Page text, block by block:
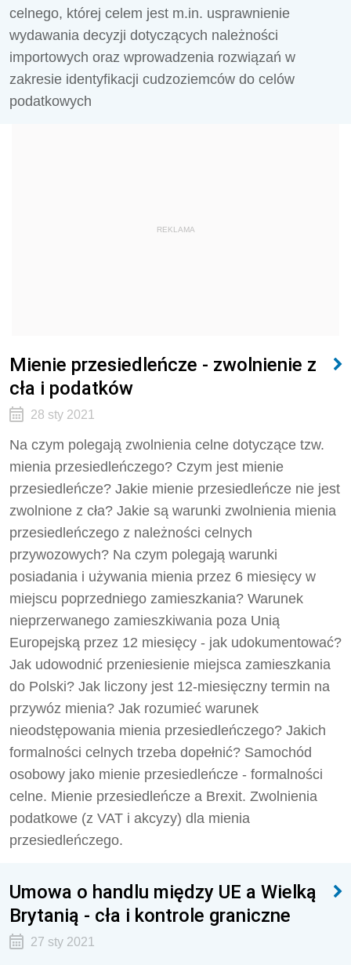
celnego, której celem jest m.in. usprawnienie
wydawania decyzji dotyczących należności
importowych oraz wprowadzenia rozwiązań w
zakresie identyfikacji cudzoziemców do celów
podatkowych
REKLAMA
Mienie przesiedleńcze - zwolnienie z
cła i podatków
28 sty 2021
Na czym polegają zwolnienia celne dotyczące tzw.
mienia przesiedleńczego? Czym jest mienie
przesiedleńcze? Jakie mienie przesiedleńcze nie jest
zwolnione z cła? Jakie są warunki zwolnienia mienia
przesiedleńczego z należności celnych
przywozowych? Na czym polegają warunki
posiadania i używania mienia przez 6 miesięcy w
miejscu poprzedniego zamieszkania? Warunek
nieprzerwanego zamieszkiwania poza Unią
Europejską przez 12 miesięcy - jak udokumentować?
Jak udowodnić przeniesienie miejsca zamieszkania
do Polski? Jak liczony jest 12-miesięczny termin na
przywóz mienia? Jak rozumieć warunek
nieodstępowania mienia przesiedleńczego? Jakich
formalności celnych trzeba dopełnić? Samochód
osobowy jako mienie przesiedleńcze - formalności
celne. Mienie przesiedleńcze a Brexit. Zwolnienia
podatkowe (z VAT i akcyzy) dla mienia
przesiedleńczego.
Umowa o handlu między UE a Wielką
Brytanią - cła i kontrole graniczne
27 sty 2021